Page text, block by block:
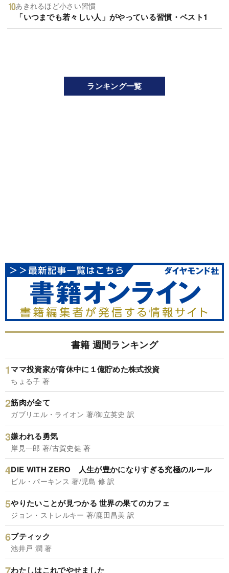
あきれるほど小さい習慣
「いつまでも若々しい人」がやっている習慣・ベスト1
ランキング一覧
書籍 週間ランキング
ママ投資家が育休中に１億貯めた株式投資
ちょる子 著
筋肉が全て
ガブリエル・ライオン 著/御立英史 訳
嫌われる勇気
岸見一郎 著/古賀史健 著
DIE WITH ZERO 人生が豊かになりすぎる究極のルール
ビル・パーキンス 著/児島 修 訳
やりたいことが見つかる 世界の果てのカフェ
ジョン・ストレルキー 著/鹿田昌美 訳
ブティック
池井戸 潤 著
わたしはこれでやせました